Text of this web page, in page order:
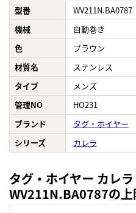
型番
WV211N.BA0787
機械
自動巻き
色
ブラウン
材質名
ステンレス
タイプ
メンズ
管理NO
HO231
ブランド
タグ・ホイヤー
シリーズ
カレラ
タグ・ホイヤー カレ
WV211N.BA0787の